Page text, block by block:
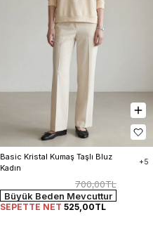
Basic Kristal Kumaş Taşlı Bluz
Kadın
+5
700,00TL
Büyük Beden Mevcuttur
SEPETTE NET 525,00TL